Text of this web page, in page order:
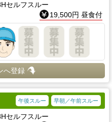
セルフスルー
19,500円 昼食付
へ登録
早朝／午前スルー
午後スルー
セルフスルー